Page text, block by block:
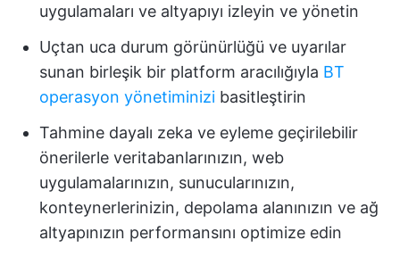
uygulamaları ve altyapıyı izleyin ve yönetin
Uçtan uca durum görünürlüğü ve uyarılar
sunan birleşik bir platform aracılığıyla BT
operasyon yönetiminizi basitleştirin
Tahmine dayalı zeka ve eyleme geçirilebilir
önerilerle veritabanlarınızın, web
uygulamalarınızın, sunucularınızın,
konteynerlerinizin, depolama alanınızın ve ağ
altyapınızın performansını optimize edin